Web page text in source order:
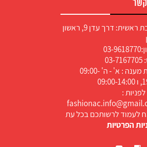
כתובת ראשית: דרך עדן 9, ראשון
03-9618770
שעות מענה : א' - ה' 09:00-
:
לעמוד לרשותכם בכל עת
הפרטיות